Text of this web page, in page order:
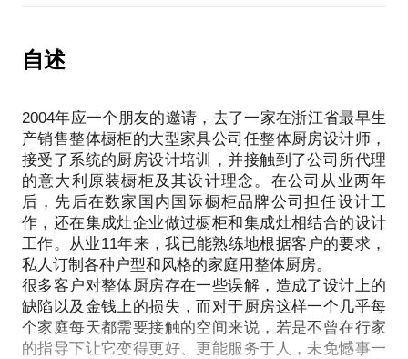
商场内大大小小那么多橱柜品牌，我应该如何选择？
我家的厨房装修的流程和步骤应该是怎么样的？
橱柜公司出了图纸，我却完全看不懂，报价上会忽悠
我吗？
根据我的经验，我可以给予不懂整体厨房的朋友一些
指导性建议，从布局到细节，从选材到价格——
哪些配件是需要的，哪些配件是可有可无的；
总体价格上是否存在陷阱或行业内潜规律，可以不花
哪些冤枉钱；
品牌选择的一些建议；
要？例如，我家是开放式厨房，想买吸力强的油烟
机，哪种适合？我做菜大开大合，尤爱猛火爆炒，哪
烤箱实用还是蒸箱实用？
消毒柜靠谱吗？
双门冰箱好还是单门冰箱好？
厨房供热水，燃气热水器和小厨宝，哪个更实用？
选择水槽时发现了垃圾处理器这个新事物，它适合中
国的厨房吗？
我是土豪，厨房超大，哪些电器更能彰显我的B格？
只要是有关厨房的内容，无论多零碎、多偏门，我都
清清楚楚。我可以根据你的实际情况和个人需求，为
你选购厨房内电器给出合理电器。说不定还能帮你找
到远低于市场价的优质大牌电器，省下远远高于约见
自述
2004年应一个朋友的邀请，去了一家在浙江省最早生
产销售整体橱柜的大型家具公司任整体厨房设计师，
接受了系统的厨房设计培训，并接触到了公司所代理
的意大利原装橱柜及其设计理念。在公司从业两年
后，先后在数家国内国际橱柜品牌公司担任设计工
作，还在集成灶企业做过橱柜和集成灶相结合的设计
工作。从业11年来，我已能熟练地根据客户的要求，
私人订制各种户型和风格的家庭用整体厨房。
很多客户对整体厨房存在一些误解，造成了设计上的
缺陷以及金钱上的损失，而对于厨房这样一个几乎每
个家庭每天都需要接触的空间来说，若是不曾在行家
的指导下让它变得更好、更能服务于人，未免憾事一